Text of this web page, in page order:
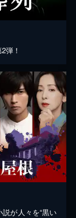
弾！
が人々を“黒い